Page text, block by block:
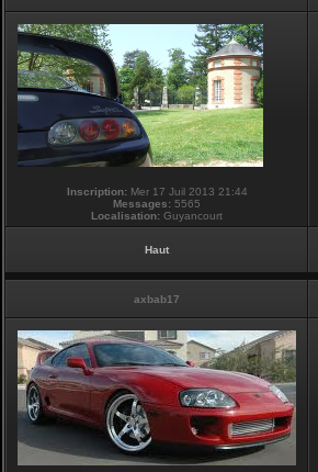
Inscription:Mer 17 Juil 2013 21:44
Messages: 5565
Localisation: Guyancourt
Haut
axbab17